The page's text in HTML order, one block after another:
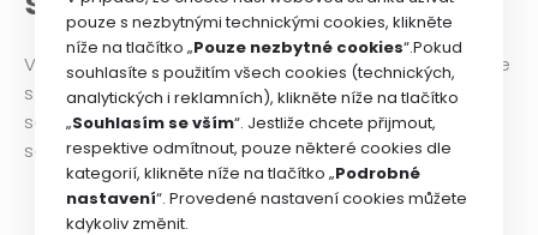
V pondělí 13. dubna jednala krajská rada Zlínského kraje
s náměstkyní hejtmana pro sociální věci a neziskový
sektor Mgr. Eliškou Olšákovou a vedoucím odboru
sociálních věci Mgr. Tomášem Bernatíkem.
pouze s nezbytnými technickými cookies, klikněte
níže na tlačítko „Pouze nezbytné cookies“.Pokud
souhlasíte s použitím všech cookies (technických,
analytických i reklamních), klikněte níže na tlačítko
„Souhlasím se vším“. Jestliže chcete přijmout,
respektive odmítnout, pouze některé cookies dle
kategorií, klikněte níže na tlačítko „Podrobné
nastavení“. Provedené nastavení cookies můžete
kdykoliv změnit.